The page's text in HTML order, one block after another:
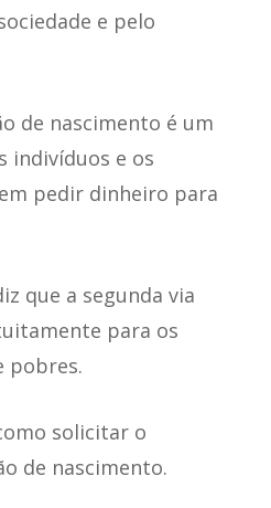
e pelo
de nascimento é um
indivíduos e os
pedir dinheiro para
que a segunda via
para os
pobres.
solicitar o
de nascimento.